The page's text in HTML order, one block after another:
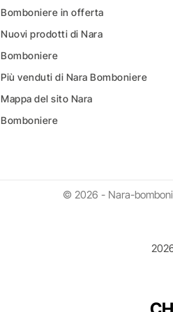
Bomboniere in offerta
Nuovi prodotti di Nara
Bomboniere
Più venduti di Nara Bomboniere
Mappa del sito Nara
Bomboniere
© 2026 - Nara-